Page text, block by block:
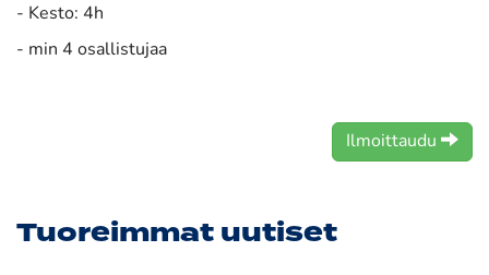
- Kesto: 4h
- min 4 osallistujaa
Ilmoittaudu
Tuoreimmat uutiset